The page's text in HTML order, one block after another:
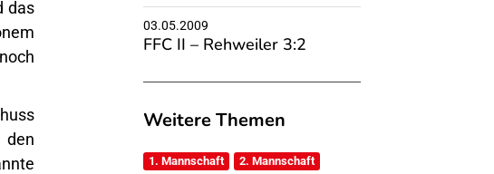
das
03.05.2009
FFC II – Rehweiler 3:2
Weitere Themen
1. Mannschaft
2. Mannschaft